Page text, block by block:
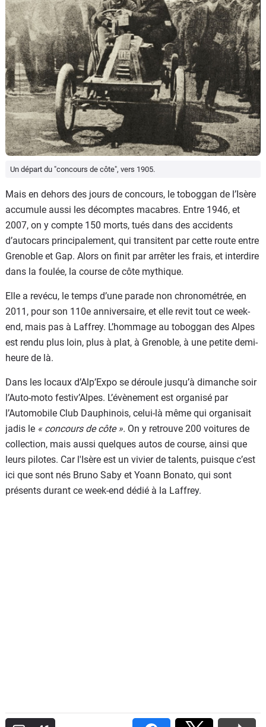
Un départ du "concours de côte", vers 1905.
Mais en dehors des jours de concours, le toboggan de l’Isère
accumule aussi les décomptes macabres. Entre 1946, et
2007, on y compte 150 morts, tués dans des accidents
d’autocars principalement, qui transitent par cette route entre
Grenoble et Gap. Alors on finit par arrêter les frais, et interdire
dans la foulée, la course de côte mythique.
Elle a revécu, le temps d’une parade non chronométrée, en
2011, pour son 110e anniversaire, et elle revit tout ce week-
end, mais pas à Laffrey. L’hommage au toboggan des Alpes
est rendu plus loin, plus à plat, à Grenoble, à une petite demi-
heure de là.
Dans les locaux d’Alp’Expo se déroule jusqu’à dimanche soir
l’Auto-moto festiv’Alpes. L’évènement est organisé par
l’Automobile Club Dauphinois, celui-là même qui organisait
jadis le « concours de côte ». On y retrouve 200 voitures de
collection, mais aussi quelques autos de course, ainsi que
leurs pilotes. Car l'Isère est un vivier de talents, puisque c’est
ici que sont nés Bruno Saby et Yoann Bonato, qui sont
présents durant ce week-end dédié à la Laffrey.